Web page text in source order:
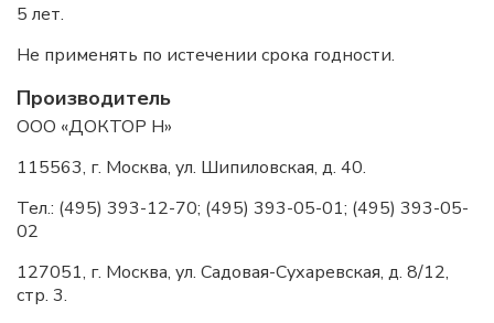
5 лет.
Не применять по истечении срока годности.
Производитель
ООО «ДОКТОР Н»
115563, г. Москва, ул. Шипиловская, д. 40.
Тел.: (495) 393-12-70; (495) 393-05-01; (495) 393-05-
02
127051, г. Москва, ул. Садовая-Сухаревская, д. 8/12,
стр. 3.